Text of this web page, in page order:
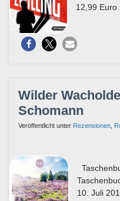
12,99 Euro
Wilder
Schomann
Veröffentlicht unter Rezensionen
10. Juli